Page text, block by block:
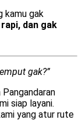
kamu gak
dan gak
gak?”
siap layani.
yang atur rute